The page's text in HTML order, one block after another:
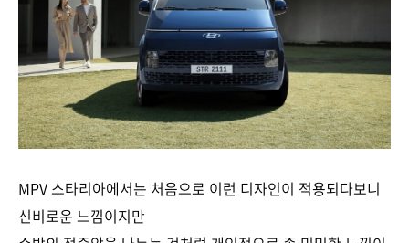
MPV 스타리아에서는 처음으로 이런 디자인이 적용되다보니
신비로운 느낌이지만